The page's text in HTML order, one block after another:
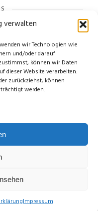
verwalten
wir Technologien wie
und/oder darauf
können wir Daten
dieser Website verarbeiten.
zurückziehst, können
werden.
Impressum